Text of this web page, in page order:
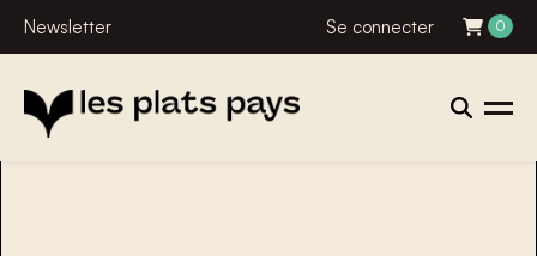
Newsletter Se connecter 0